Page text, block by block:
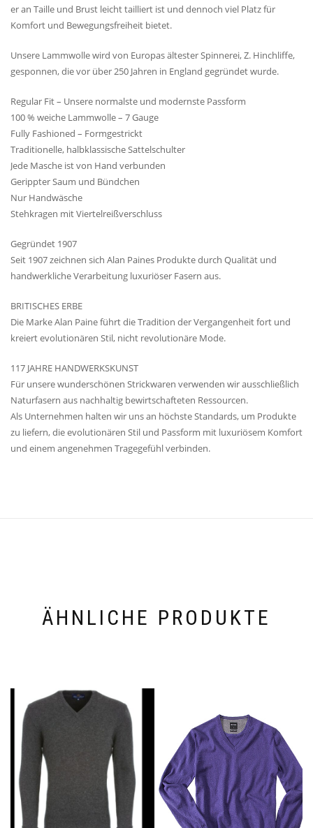
er an Taille und Brust leicht tailliert ist und dennoch viel Platz für
Komfort und Bewegungsfreiheit bietet.
Unsere Lammwolle wird von Europas ältester Spinnerei, Z. Hinchliffe,
gesponnen, die vor über 250 Jahren in England gegründet wurde.
Regular Fit – Unsere normalste und modernste Passform
100 % weiche Lammwolle – 7 Gauge
Fully Fashioned – Formgestrickt
Traditionelle, halbklassische Sattelschulter
Jede Masche ist von Hand verbunden
Gerippter Saum und Bündchen
Nur Handwäsche
Stehkragen mit Viertelreißverschluss
Gegründet 1907
Seit 1907 zeichnen sich Alan Paines Produkte durch Qualität und
handwerkliche Verarbeitung luxuriöser Fasern aus.
BRITISCHES ERBE
Die Marke Alan Paine führt die Tradition der Vergangenheit fort und
kreiert evolutionären Stil, nicht revolutionäre Mode.
117 JAHRE HANDWERKSKUNST
Für unsere wunderschönen Strickwaren verwenden wir ausschließlich
Naturfasern aus nachhaltig bewirtschafteten Ressourcen.
Als Unternehmen halten wir uns an höchste Standards, um Produkte
zu liefern, die evolutionären Stil und Passform mit luxuriösem Komfort
und einem angenehmen Tragegefühl verbinden.
ÄHNLICHE PRODUKTE